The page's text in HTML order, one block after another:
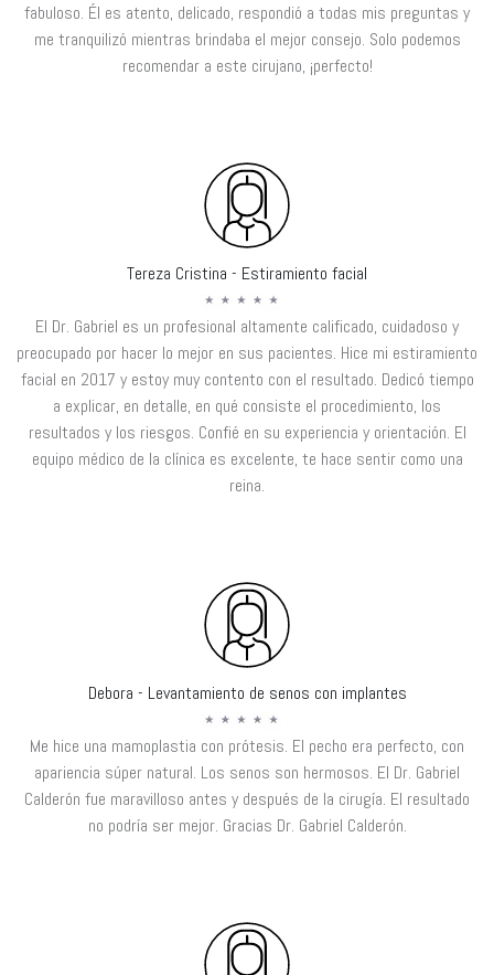
fabuloso. Él es atento, delicado, respondió a todas mis preguntas y
me tranquilizó mientras brindaba el mejor consejo. Solo podemos
recomendar a este cirujano, ¡perfecto!
Tereza Cristina - Estiramiento facial
El Dr. Gabriel es un profesional altamente calificado, cuidadoso y
preocupado por hacer lo mejor en sus pacientes. Hice mi estiramiento
facial en 2017 y estoy muy contento con el resultado. Dedicó tiempo
a explicar, en detalle, en qué consiste el procedimiento, los
resultados y los riesgos. Confié en su experiencia y orientación. El
equipo médico de la clínica es excelente, te hace sentir como una
reina.
Debora - Levantamiento de senos con implantes
Me hice una mamoplastia con prótesis. El pecho era perfecto, con
apariencia súper natural. Los senos son hermosos. El Dr. Gabriel
Calderón fue maravilloso antes y después de la cirugía. El resultado
no podría ser mejor. Gracias Dr. Gabriel Calderón.